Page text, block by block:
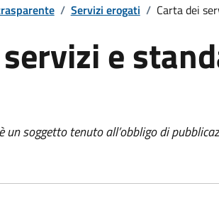
/ Servizi erogati / Carta dei
e
un soggetto tenuto all’obbligo di